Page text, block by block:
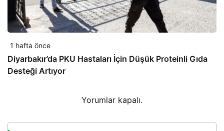
1 hafta önce
Diyarbakır’da PKU Hastaları İçin Düşük Proteinli Gıda
Desteği Artıyor
Yorumlar kapalı.